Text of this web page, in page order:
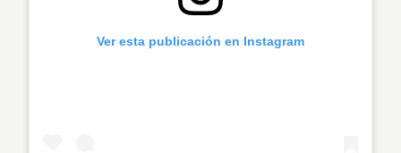
Ver esta publicación en Instagram